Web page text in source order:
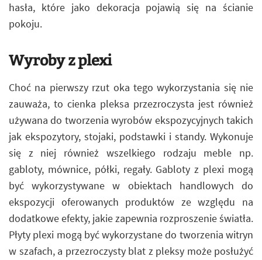
hasła, które jako dekoracja pojawią się na ścianie
pokoju.
Wyroby z plexi
Choć na pierwszy rzut oka tego wykorzystania się nie
zauważa, to cienka pleksa przezroczysta jest również
używana do tworzenia wyrobów ekspozycyjnych takich
jak ekspozytory, stojaki, podstawki i standy. Wykonuje
się z niej również wszelkiego rodzaju meble np.
gabloty, mównice, półki, regały. Gabloty z plexi mogą
być wykorzystywane w obiektach handlowych do
ekspozycji oferowanych produktów ze względu na
dodatkowe efekty, jakie zapewnia rozproszenie światła.
Płyty plexi mogą być wykorzystane do tworzenia witryn
w szafach, a przezroczysty blat z pleksy może posłużyć